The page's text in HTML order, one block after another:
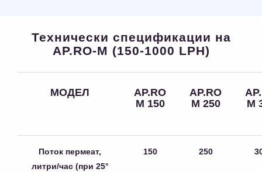
Технически спецификации на
AP.RO-M (150-1000 LPH)
МОДЕЛ
AP.RO
M 150
AP.RO
M 250
M
Поток пермеат,
литри/час (при 25°
150 250